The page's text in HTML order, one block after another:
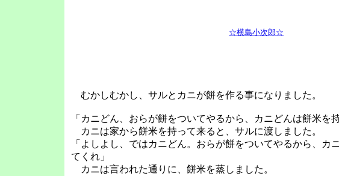
☆横島小次郎☆
むかしむかし、サルとカニが餅を作る事になりました。
「カニどん、おらが餅をついてやるから、カニどんは餅米を
カニは家から餅米を持って来ると、サルに渡しました。
「よしよし、ではカニどん。おらが餅をついてやるから、カ
てくれ」
カニは言われた通りに、餅米を蒸しました。